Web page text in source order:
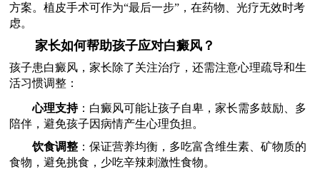
方案。植皮手术可作为“最后一步”，在药物、光疗无效时考
虑。
家长如何帮助孩子应对白癜风？
孩子患白癜风，家长除了关注治疗，还需注意心理疏导和生
活习惯调整：
心理支持：白癜风可能让孩子自卑，家长需多鼓励、多
陪伴，避免孩子因病情产生心理负担。
饮食调整 ：保证营养均衡，多吃富含维生素、矿物质的
食物，避免挑食，少吃辛辣刺激性食物。